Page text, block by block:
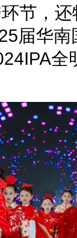
节，
届华
全